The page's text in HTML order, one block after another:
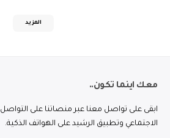
المزيد
معك اينما تكون..
ابقى على تواصل معنا عبر منصاتنا على التواصل
الاجتماعي وتطبيق الرشيد على الهواتف الذكية.